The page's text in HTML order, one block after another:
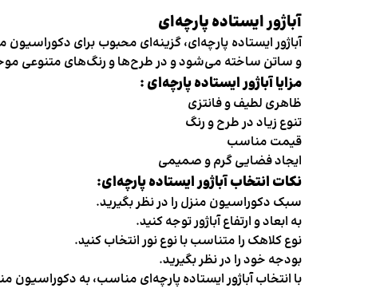
آباژور ایستاده پارچه‌ای
آباژور ایستاده پارچه‌ای، گزینه‌ای محبوب برای
و ساتن ساخته می‌شود و در طرح‌ها و رنگ‌های متنوعی
مزایا آباژور ایستاده پارچه‌ای :
ظاهری لطیف و فانتزی
تنوع زیاد در طرح و رنگ
قیمت مناسب
ایجاد فضایی گرم و صمیمی
نکات انتخاب آباژور ایستاده پارچه‌ای:
سبک دکوراسیون منزل را در نظر بگیرید.
به ابعاد و ارتفاع آباژور توجه کنید.
نوع کلاهک را متناسب با نوع نور انتخاب کنید.
بودجه خود را در نظر بگیرید.
با انتخاب آباژور ایستاده پارچه‌ای مناسب، به